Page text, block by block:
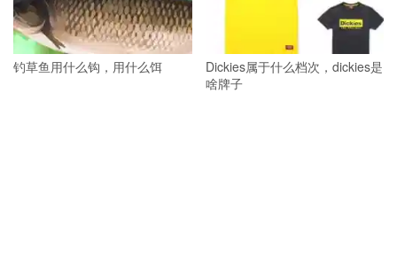
钓草鱼用什么钩，用什么饵
Dickies属于什么档次，dickies是
啥牌子